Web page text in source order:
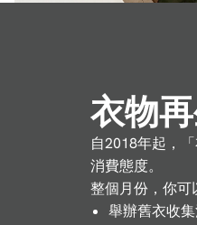
衣物
自2018年起，
消費態度。
整個月份，你可
舉辦舊衣收